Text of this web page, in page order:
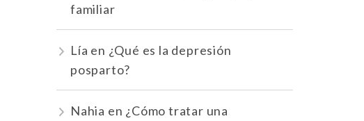
familiar
Lía en ¿Qué es la depresión
posparto?
Nahia en ¿Cómo tratar una